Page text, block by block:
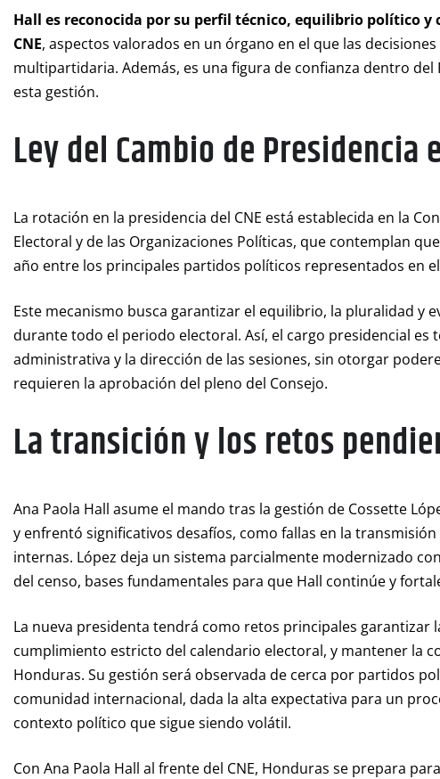
Hall es reconocida por su perfil técnico, equilibrio político
CNE, aspectos valorados en un órgano en el que las
multipartidaria. Además, es una figura de confianza dentro
esta gestión.
Ley del Cambio de Presidencia
La rotación en la presidencia del CNE está establecida en la
Electoral y de las Organizaciones Políticas, que contemplan
año entre los principales partidos políticos representados en
Este mecanismo busca garantizar el equilibrio, la pluralidad y
durante todo el periodo electoral. Así, el cargo presidencial es
administrativa y la dirección de las sesiones, sin otorgar
requieren la aprobación del pleno del Consejo.
La transición y los retos
Ana Paola Hall asume el mando tras la gestión de Cossette
y enfrentó significativos desafíos, como fallas en la
internas. López deja un sistema parcialmente modernizado
del censo, bases fundamentales para que Hall continúe y
La nueva presidenta tendrá como retos principales garantizar
cumplimiento estricto del calendario electoral, y mantener la
Honduras. Su gestión será observada de cerca por partidos
comunidad internacional, dada la alta expectativa para un
contexto político que sigue siendo volátil.
Con Ana Paola Hall al frente del CNE, Honduras se prepara